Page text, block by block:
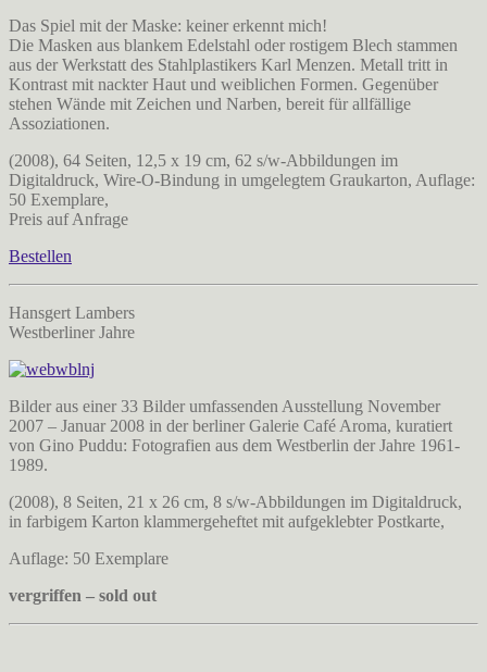
Das Spiel mit der Maske: keiner erkennt mich!
Die Masken aus blankem Edelstahl oder rostigem Blech stammen
aus der Werkstatt des Stahlplastikers Karl Menzen. Metall tritt in
Kontrast mit nackter Haut und weiblichen Formen. Gegenüber
stehen Wände mit Zeichen und Narben, bereit für allfällige
Assoziationen.
(2008), 64 Seiten, 12,5 x 19 cm, 62 s/w-Abbildungen im
Digitaldruck, Wire-O-Bindung in umgelegtem Graukarton, Auflage:
50 Exemplare,
Preis auf Anfrage
Bestellen
Hansgert Lambers
Westberliner Jahre
Bilder aus einer 33 Bilder umfassenden Ausstellung November
2007 – Januar 2008 in der berliner Galerie Café Aroma, kuratiert
von Gino Puddu: Fotografien aus dem Westberlin der Jahre 1961-
1989.
(2008), 8 Seiten, 21 x 26 cm, 8 s/w-Abbildungen im Digitaldruck,
in farbigem Karton klammergeheftet mit aufgeklebter Postkarte,
Auflage: 50 Exemplare
vergriffen – sold out